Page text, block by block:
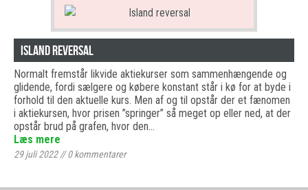
Island reversal
Normalt fremstår likvide aktiekurser som sammenhængende og
glidende, fordi sælgere og købere konstant står i kø for at byde i
forhold til den aktuelle kurs. Men af og til opstår der et fænomen
i aktiekursen, hvor prisen ”springer” så meget op eller ned, at der
opstår brud på grafen, hvor den…
Læs mere
29 juli 2022//0kommentarer